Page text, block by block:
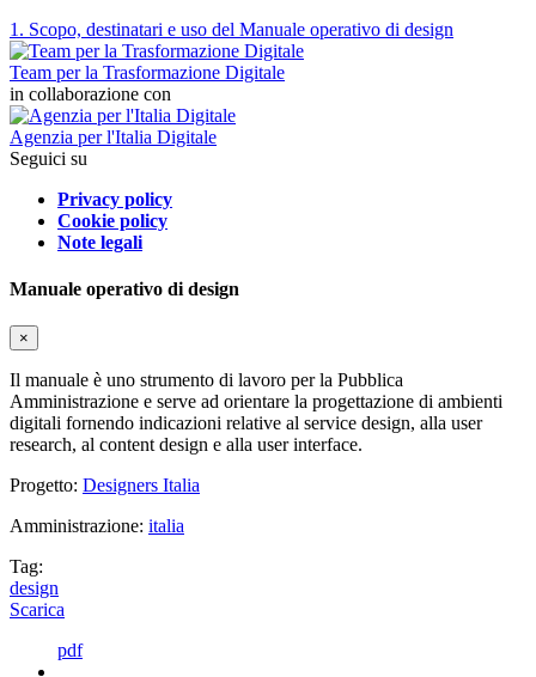
1. Scopo, destinatari e uso del Manuale operativo di design
Team per la Trasformazione Digitale
in collaborazione con
Agenzia per l'Italia Digitale
Seguici su
Privacy policy
Cookie policy
Note legali
Manuale operativo di design
×
Il manuale è uno strumento di lavoro per la Pubblica
Amministrazione e serve ad orientare la progettazione di ambienti
digitali fornendo indicazioni relative al service design, alla user
research, al content design e alla user interface.
Progetto: Designers Italia
Amministrazione: italia
Tag:
design
Scarica
pdf